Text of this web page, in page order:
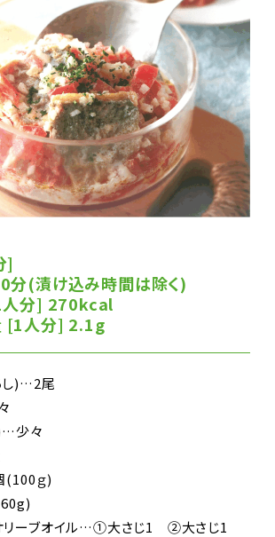
]
(漬け込み時間は除く)
分] 270kcal
[1人分] 2.1g
)…2尾
少々
ｇ)
リーブオイル…①大さじ1 ②大さじ1